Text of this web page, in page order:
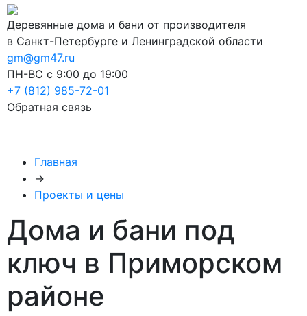
Деревянные дома и бани от производителя
в Санкт-Петербурге и Ленинградской области
gm@gm47.ru
ПН-ВС с 9:00 до 19:00
+7 (812) 985-72-01
Обратная связь
Главная
→
Проекты и цены
Дома и бани под
ключ в Приморском
районе